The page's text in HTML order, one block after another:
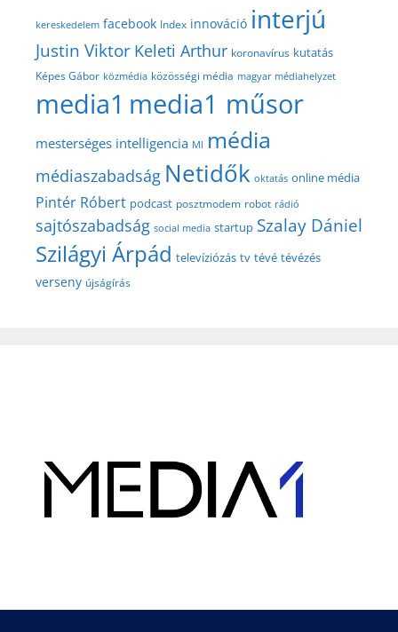
kereskedelem facebook Index innováció interjú
Justin Viktor Keleti Arthur koronavírus kutatás
Képes Gábor közmédia közösségi média magyar médiahelyzet
media1 media1 műsor
mesterséges intelligencia MI média
médiaszabadság Netidők oktatás online média
Pintér Róbert podcast posztmodem robot rádió
sajtószabadság social media startup Szalay Dániel
Szilágyi Árpád televíziózás tv tévé tévézés
verseny újságírás